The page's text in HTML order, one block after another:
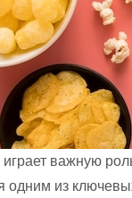
важную
одним из